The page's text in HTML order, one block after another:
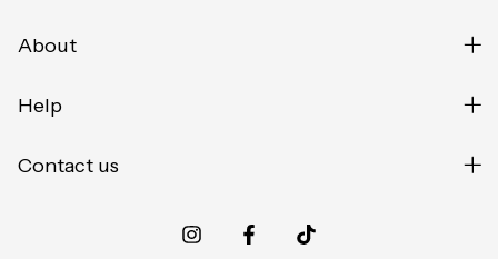
About
Help
Contact us